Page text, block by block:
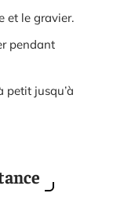
et le gravier.
pendant
petit jusqu’à